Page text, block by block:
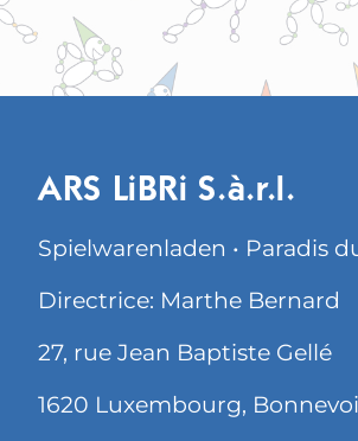
ARS LiBRi S.à.r.l.
Spielwarenladen • Paradis
Directrice: Marthe Bernard
27, rue Jean Baptiste Gellé
1620 Luxembourg,